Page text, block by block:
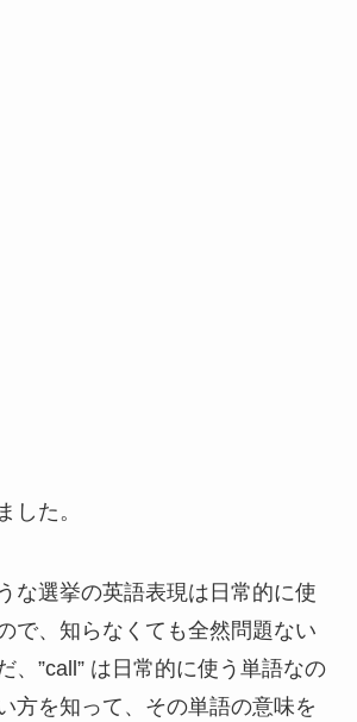
した。
な選挙の英語表現は日常的に使
で、知らなくても全然問題ない
、”call” は日常的に使う単語なの
方を知って、その単語の意味を